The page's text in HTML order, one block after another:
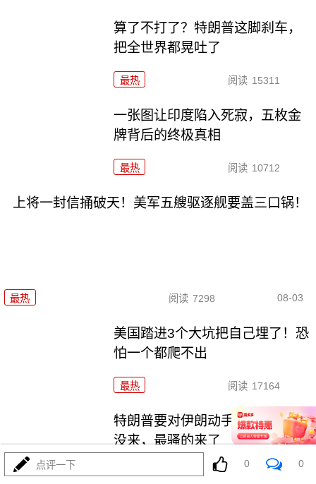
算了不打了？特朗普这脚刹车，
把全世界都晃吐了
最热 阅读 15311
一张图让印度陷入死寂，五枚金
牌背后的终极真相
最热 阅读 10712
上将一封信捅破天！美军五艘驱逐舰要盖三口锅！
最热 阅读 7298 08-03
美国踏进3个大坑把自己埋了！恐
怕一个都爬不出
最热 阅读 17164
特朗普要对伊朗动手？最狠的还
没来，最骚的来了
最热
点评一下 0 0